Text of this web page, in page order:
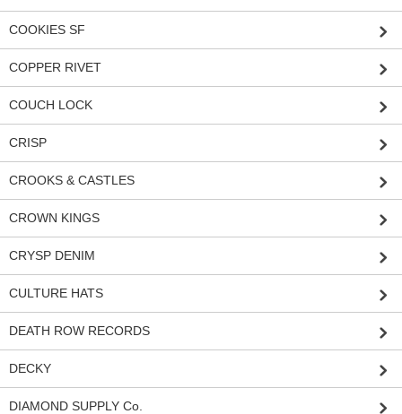
COOKIES SF
COPPER RIVET
COUCH LOCK
CRISP
CROOKS & CASTLES
CROWN KINGS
CRYSP DENIM
CULTURE HATS
DEATH ROW RECORDS
DECKY
DIAMOND SUPPLY Co.